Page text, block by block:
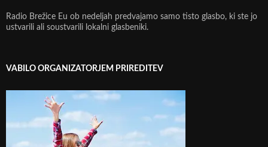
Radio Brežice Eu ob nedeljah predvajamo samo tisto glasbo, ki ste jo
ustvarili ali soustvarili lokalni glasbeniki.
VABILO ORGANIZATORJEM PRIREDITEV